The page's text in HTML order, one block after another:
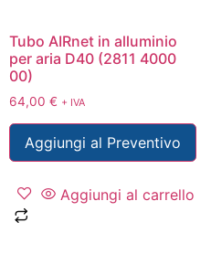
Tubo AIRnet in alluminio
per aria D40 (2811 4000
00)
64,00 € + IVA
Aggiungi al Preventivo
Aggiungi al carrello